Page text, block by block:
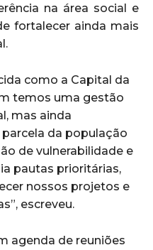
na área social e
fortalecer ainda mais
como a Capital da
temos uma gestão
mas ainda
da população
de vulnerabilidade e
pautas prioritárias,
nossos projetos e
escreveu.
agenda de reuniões